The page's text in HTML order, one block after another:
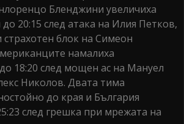
Бленджини увеличиха
20:15 след атака на Илия Петков,
страхотен блок на Симеон
намалиха
18:20 след мощен ас на Мануел
Николов. Двата тима
до края и България
след грешка при мрежата на